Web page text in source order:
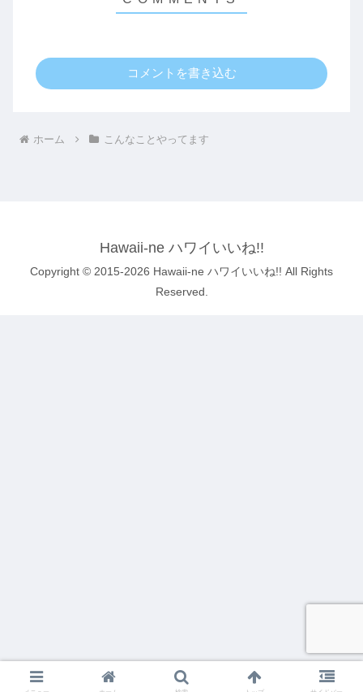
コメントを書き込む
ホーム こんなことやってます
Hawaii-ne ハワイいいね!!
Copyright © 2015-2026 Hawaii-ne ハワイいいね!! All Rights
Reserved.